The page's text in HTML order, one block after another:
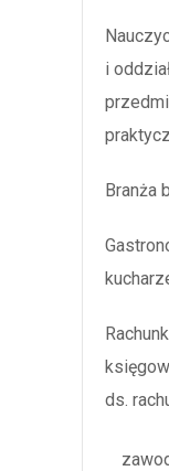
i
Branża
ds.